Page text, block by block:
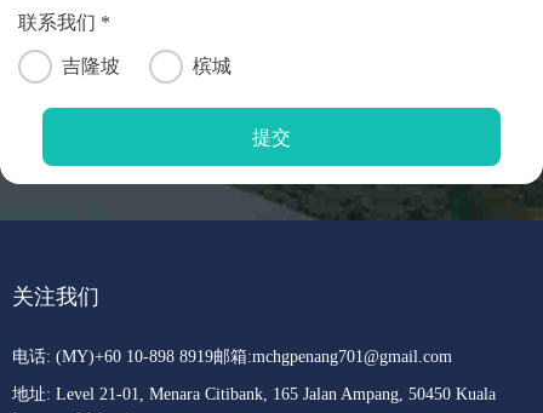
联系我们 *
吉隆坡 槟城
关注我们
电话: (MY)+60 10-898 8919邮箱:mchgpenang701@gmail.com
地址: Level 21-01, Menara Citibank, 165 Jalan Ampang, 50450 Kuala